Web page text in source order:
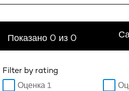
Показано 0 из 0
Filter by rating
Оценка 1